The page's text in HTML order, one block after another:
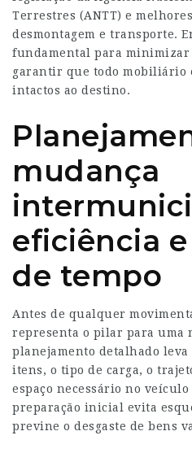
Terrestres (ANTT) e
desmontagem e transporte.
fundamental para
garantir que todo mobiliário
intactos ao destino.
mudança
eficiência
de tempo
Antes de qualquer
representa o pilar para uma
planejamento detalhado
itens, o tipo de carga, o
espaço necessário no
preparação inicial evita
previne o desgaste de bens